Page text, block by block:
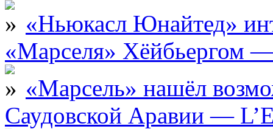
«Ньюкасл Юнайтед»
«Марселя» Хёйбьергом
«Марсель» нашёл
Саудовской Аравии —